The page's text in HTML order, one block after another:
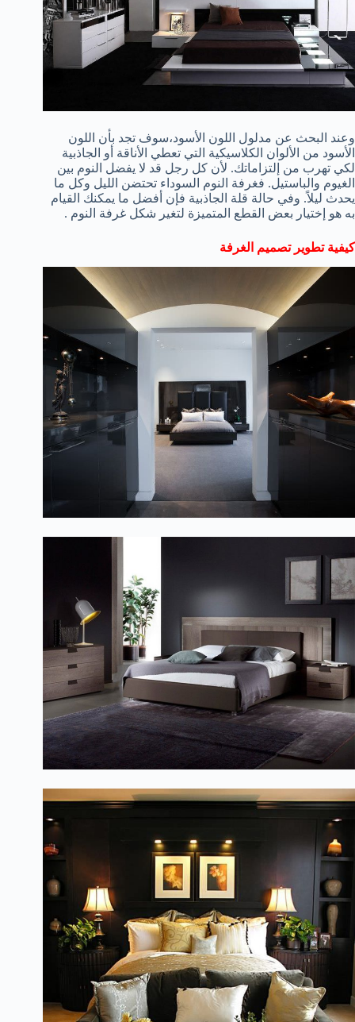
وعند البحث عن مدلول اللون الأسود،سوف تجد بأن اللون
الأسود من الألوان الكلاسيكية التي تعطي الأناقة أو الجاذبية
لكي تهرب من إلتزاماتك. لأن كل رجل قد لا يفضل النوم بين
الغيوم والباستيل. فغرفة النوم السوداء تحتضن الليل وكل ما
يحدث ليلاً. وفي حالة قلة الجاذبية فإن أفضل ما يمكنك القيام
به هو إختيار بعض القطع المتميزة لتغير شكل غرفة النوم .
كيفية تطوير تصميم الغرفة